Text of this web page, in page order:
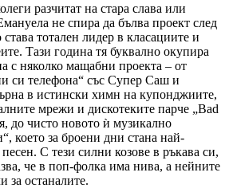
разчитат на стара слава или
не спира да бълва проект след
тотален лидер в класациите и
Тази година тя буквално окупира
с няколко мащабни проекта – от
си телефона“ със Супер Саш и
в истински химн на купонджиите,
мрежи и дискотеките парче „Bad
до чисто новото ѝ музикално
което за броени дни стана най-
С тези силни козове в ръкава си,
че в поп-фолка има нива, а нейните
за останалите.